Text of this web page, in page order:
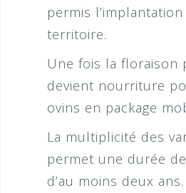
permis
territoire.
Une fois la floraison
devient nourriture
ovins en package
La multiplicité des
permet une durée
d’au moins deux ans.